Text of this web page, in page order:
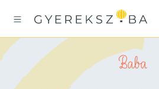
Baba